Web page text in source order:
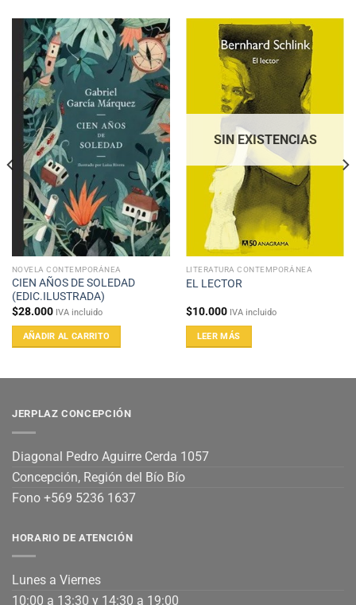
NOVELA CONTEMPORÁNEA
CIEN AÑOS DE SOLEDAD
(EDIC.ILUSTRADA)
$28.000 IVA incluido
AÑADIR AL CARRITO
SIN EXISTENCIAS
LITERATURA CONTEMPORÁNEA
EL LECTOR
$10.000 IVA incluido
LEER MÁS
JERPLAZ CONCEPCIÓN
Diagonal Pedro Aguirre Cerda 1057
Concepción, Región del Bío Bío
Fono +569 5236 1637
HORARIO DE ATENCIÓN
Lunes a Viernes
10:00 a 13:30 y 14:30 a 19:00